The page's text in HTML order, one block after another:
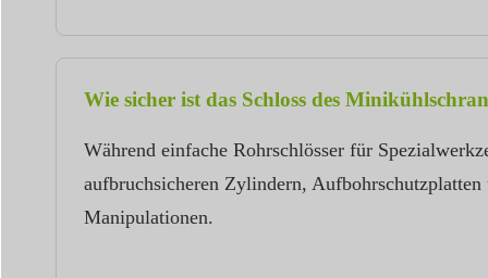
Wie sicher ist das Schloss des
Während einfache Rohrschlösser für
aufbruchsicheren Zylindern,
Manipulationen.